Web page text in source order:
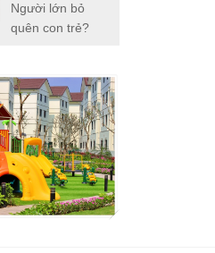
Người lớn bỏ
quên con trẻ?